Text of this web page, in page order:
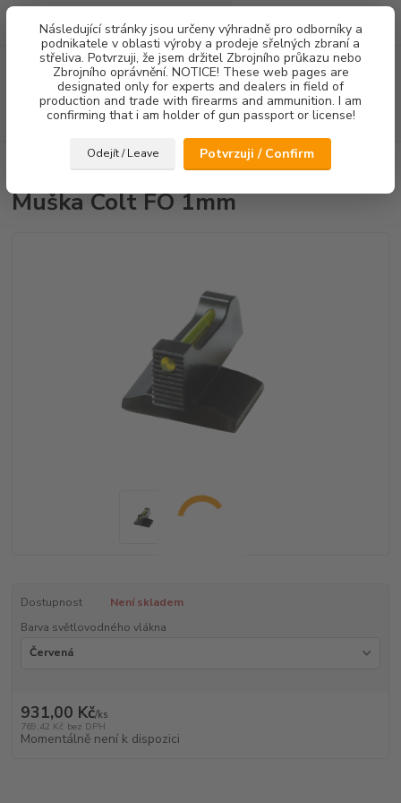
Následující stránky jsou určeny výhradně pro odborníky a
podnikatele v oblasti výroby a prodeje sřelných zbraní a
střeliva. Potvrzuji, že jsem držitel Zbrojního průkazu nebo
Zbrojního oprávnění. NOTICE! These web pages are
designated only for experts and dealers in field of
production and trade with firearms and ammunition. I am
confirming that i am holder of gun passport or license!
Odejít / Leave Potvrzuji / Confirm
Menu
Hledat
za0,00 Kč
Muška Colt FO 1mm
Muška Colt FO 1mm
Dostupnost
Není skladem
Barva světlovodného vlákna
931,00 Kč/ks
769,42 Kč bez DPH
Momentálně není k dispozici